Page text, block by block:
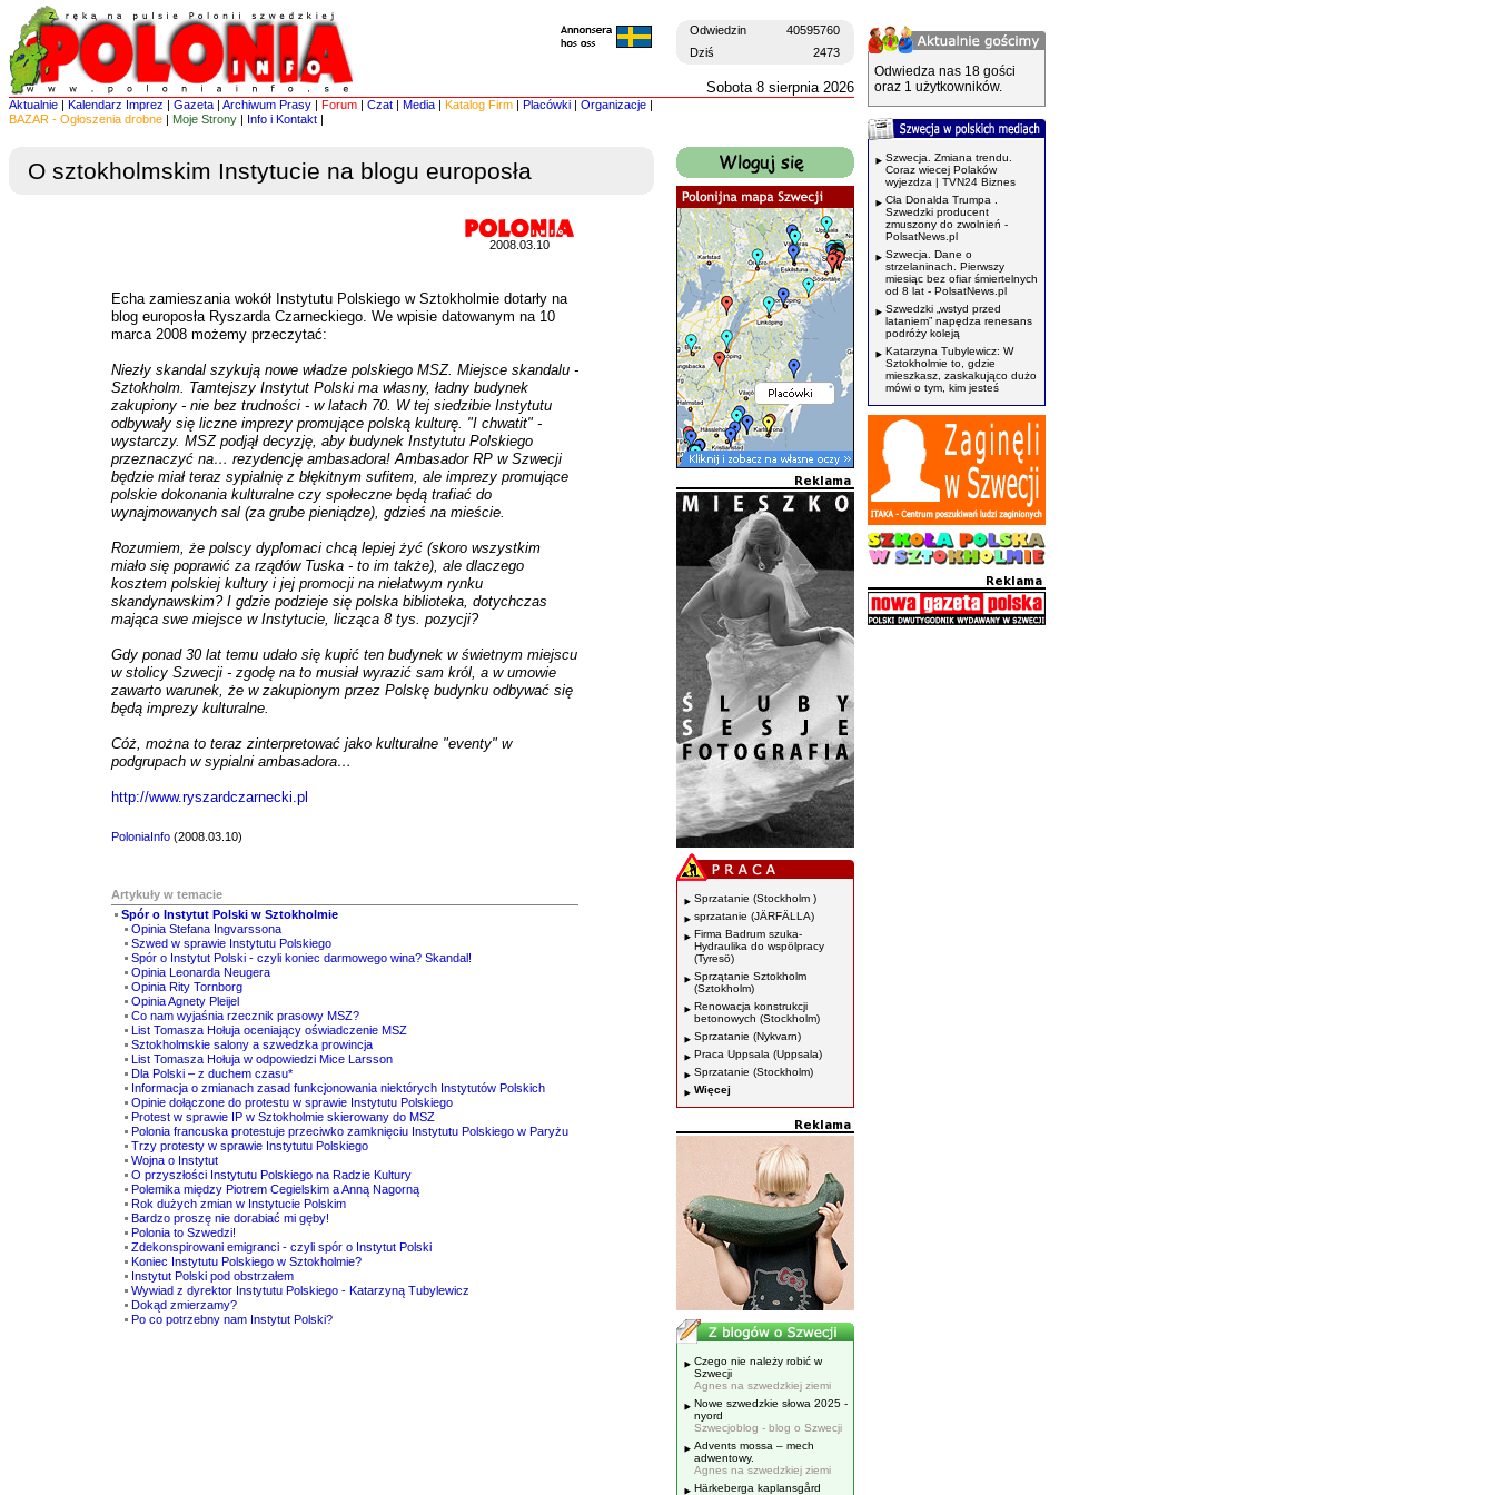
Odwiedzin
40595760
Dziś
2473
Sobota 8 sierpnia 2026
Aktualnie | Kalendarz Imprez | Gazeta | Archiwum Prasy | Forum | Czat | Media | Katalog Firm | Placówki | Organizacje |
BAZAR - Ogłoszenia drobne | Moje Strony | Info i Kontakt |
O sztokholmskim Instytucie na blogu europosła
2008.03.10
Echa zamieszania wokół Instytutu Polskiego w Sztokholmie dotarły na
blog europosła Ryszarda Czarneckiego. We wpisie datowanym na 10
marca 2008 możemy przeczytać:
Niezły skandal szykują nowe władze polskiego MSZ. Miejsce skandalu -
Sztokholm. Tamtejszy Instytut Polski ma własny, ładny budynek
zakupiony - nie bez trudności - w latach 70. W tej siedzibie Instytutu
odbywały się liczne imprezy promujące polską kulturę. "I chwatit" -
wystarczy. MSZ podjął decyzję, aby budynek Instytutu Polskiego
przeznaczyć na… rezydencję ambasadora! Ambasador RP w Szwecji
będzie miał teraz sypialnię z błękitnym sufitem, ale imprezy promujące
polskie dokonania kulturalne czy społeczne będą trafiać do
wynajmowanych sal (za grube pieniądze), gdzieś na mieście.
Rozumiem, że polscy dyplomaci chcą lepiej żyć (skoro wszystkim
miało się poprawić za rządów Tuska - to im także), ale dlaczego
kosztem polskiej kultury i jej promocji na niełatwym rynku
skandynawskim? I gdzie podzieje się polska biblioteka, dotychczas
mająca swe miejsce w Instytucie, licząca 8 tys. pozycji?
Gdy ponad 30 lat temu udało się kupić ten budynek w świetnym miejscu
w stolicy Szwecji - zgodę na to musiał wyrazić sam król, a w umowie
zawarto warunek, że w zakupionym przez Polskę budynku odbywać się
będą imprezy kulturalne.
Cóż, można to teraz zinterpretować jako kulturalne "eventy" w
podgrupach w sypialni ambasadora…
http://www.ryszardczarnecki.pl
PoloniaInfo (2008.03.10)
Artykuły w temacie
Spór o Instytut Polski w Sztokholmie
Opinia Stefana Ingvarssona
Szwed w sprawie Instytutu Polskiego
Spór o Instytut Polski - czyli koniec darmowego wina? Skandal!
Opinia Leonarda Neugera
Opinia Rity Tornborg
Opinia Agnety Pleijel
Co nam wyjaśnia rzecznik prasowy MSZ?
List Tomasza Hołuja oceniający oświadczenie MSZ
Sztokholmskie salony a szwedzka prowincja
List Tomasza Hołuja w odpowiedzi Mice Larsson
Dla Polski – z duchem czasu*
Informacja o zmianach zasad funkcjonowania niektórych Instytutów Polskich
Opinie dołączone do protestu w sprawie Instytutu Polskiego
Protest w sprawie IP w Sztokholmie skierowany do MSZ
Polonia francuska protestuje przeciwko zamknięciu Instytutu Polskiego w Paryżu
Trzy protesty w sprawie Instytutu Polskiego
Wojna o Instytut
O przyszłości Instytutu Polskiego na Radzie Kultury
Polemika między Piotrem Cegielskim a Anną Nagorną
Rok dużych zmian w Instytucie Polskim
Bardzo proszę nie dorabiać mi gęby!
Polonia to Szwedzi!
Zdekonspirowani emigranci - czyli spór o Instytut Polski
Koniec Instytutu Polskiego w Sztokholmie?
Instytut Polski pod obstrzałem
Wywiad z dyrektor Instytutu Polskiego - Katarzyną Tubylewicz
Dokąd zmierzamy?
Po co potrzebny nam Instytut Polski?
Sprzatanie (Stockholm )
sprzatanie (JÄRFÄLLA)
Firma Badrum szuka-
Hydraulika do wspölpracy
(Tyresö)
Sprzątanie Sztokholm
(Sztokholm)
Renowacja konstrukcji
betonowych (Stockholm)
Sprzatanie (Nykvarn)
Praca Uppsala (Uppsala)
Sprzatanie (Stockholm)
Więcej
Czego nie należy robić w
Szwecji
Agnes na szwedzkiej ziemi
Nowe szwedzkie słowa 2025 -
nyord
Szwecjoblog - blog o Szwecji
Advents mossa – mech
adwentowy.
Agnes na szwedzkiej ziemi
Härkeberga kaplansgård
Odwiedza nas 18 gości
oraz 1 użytkowników.
Szwecja. Zmiana trendu.
Coraz wiecej Polaków
wyjezdza | TVN24 Biznes
Cła Donalda Trumpa .
Szwedzki producent
zmuszony do zwolnień -
PolsatNews.pl
Szwecja. Dane o
strzelaninach. Pierwszy
miesiąc bez ofiar śmiertelnych
od 8 lat - PolsatNews.pl
Szwedzki „wstyd przed
lataniem” napędza renesans
podróży koleją
Katarzyna Tubylewicz: W
Sztokholmie to, gdzie
mieszkasz, zaskakująco dużo
mówi o tym, kim jesteś